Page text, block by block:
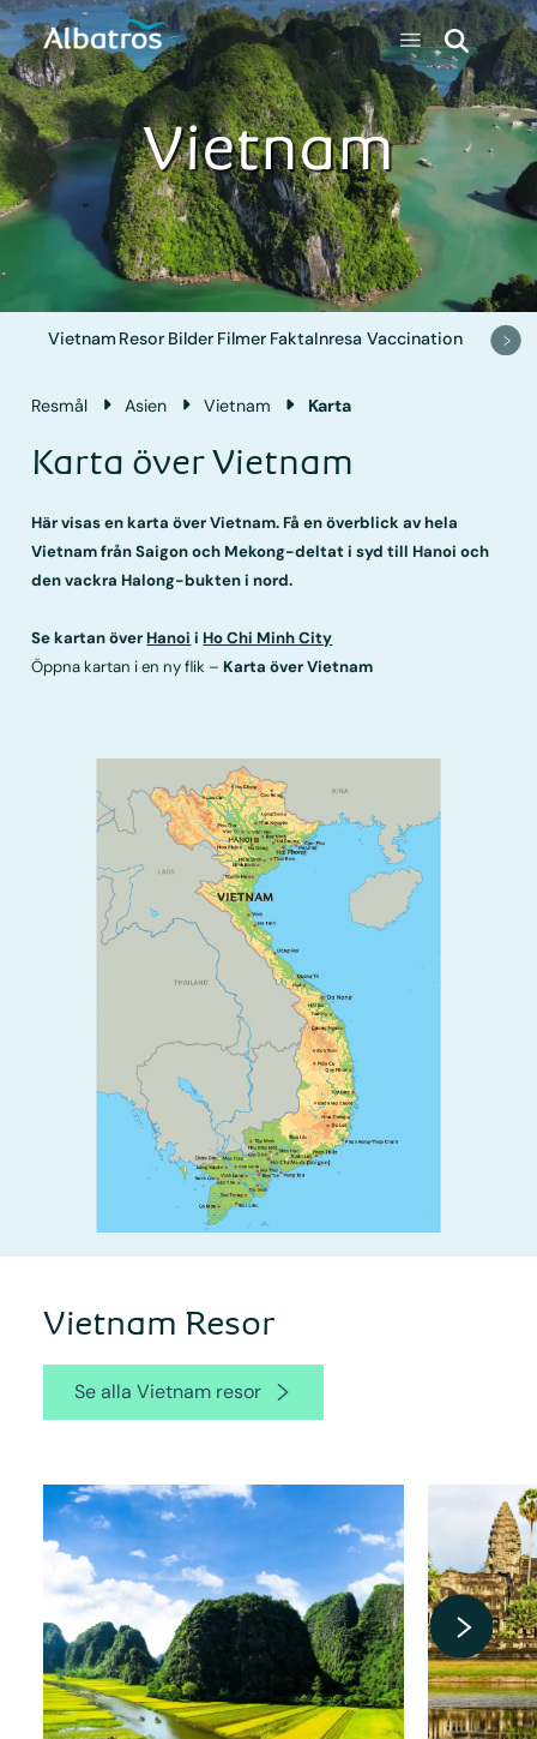
Vietnam
Vietnam Resor Bilder Filmer FaktaInresa Vaccination
Resmål Asien Vietnam Karta
Karta över Vietnam
Här visas en karta över Vietnam. Få en överblick av hela
Vietnam från Saigon och Mekong-deltat i syd till Hanoi och
den vackra Halong-bukten i nord.
Se kartan över Hanoi i Ho Chi Minh City
Öppna kartan i en ny flik – Karta över Vietnam
Vietnam Resor
Se alla Vietnam resor